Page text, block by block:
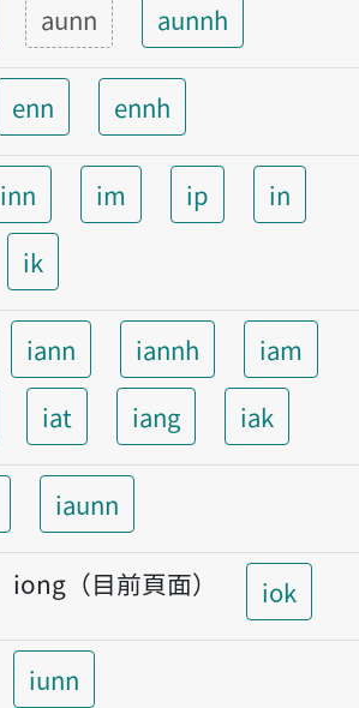
aunn aunnh
enn ennh
inn im ip
in
ik
iann iannh
iam
iat iang iak
iaunn
iong（目前頁面） iok
iunn